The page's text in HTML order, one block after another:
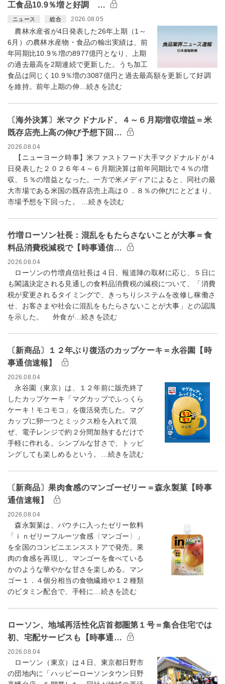
工食品10.9％増と好調 …
ニュース 総合 2026.08.05
農林水産省が4日発表した26年上期（1～
6月）の農林水産物・食品の輸出実績は、前
年同期比10.9％増の8977億円となり、上期
の過去最高を2期連続で更新した。うち加工
食品は同じく10.9％増の3087億円と過去最高額を更新して好調
を維持。前年上期の伸…続きを読む
〔海外決算〕米マクドナルド、４～６月期増収増益＝米
既存店売上高の伸び予想下回…
2026.08.04
【ニューヨーク時事】米ファストフード大手マクドナルドが４
日発表した２０２６年４～６月期決算は前年同期比で４％の増
収、５％の増益となった。一方で米メディアによると、同社の最
大市場である米国の既存店売上高は０．８％の伸びにとどまり、
市場予想を下回った。 …続きを読む
竹増ローソン社長：混乱をもたらさないことが大事＝食
料品消費税減税で【時事通信…
2026.08.04
ローソンの竹増貞信社長は４日、報道陣の取材に応じ、５日に
も閣議決定される見通しの食料品消費税の減税について、「消費
税が変更されるタイミングで、きっちりシステムを改修し稼働さ
せ、お客さまや社会に混乱をもたらさないことが大事」との認識
を示した。 外食が…続きを読む
〔新商品〕１２年ぶり復活のカップケーキ＝永谷園【時
事通信速報】
2026.08.04
永谷園（東京）は、１２年前に販売終了
したカップケーキ「マグカップでふっくら
ケーキ！モコモコ」を復活発売した。マグ
カップに卵一つとミックス粉を入れて混
ぜ、電子レンジで約２分間加熱するだけで
手軽に作れる。シンプルな甘さで、トッピ
ングしても楽しめるという。…続きを読む
〔新商品〕果肉食感のマンゴーゼリー＝森永製菓【時事
通信速報】
2026.08.04
森永製菓は、パウチに入ったゼリー飲料
「ｉｎゼリーフルーツ食感〈マンゴー〉」
を全国のコンビニエンスストアで発売。果
肉の食感を再現し、マンゴーを食べている
かのような華やかな甘さを楽しめる。マン
ゴー１．４個分相当の食物繊維や１２種類
のビタミン配合で、手軽に…続きを読む
ローソン、地域再活性化店首都圏第１号＝集合住宅では
初、宅配サービスも【時事通…
2026.08.04
ローソン（東京）は４日、東京都日野市
の団地内に「ハッピーローソンタウン日野